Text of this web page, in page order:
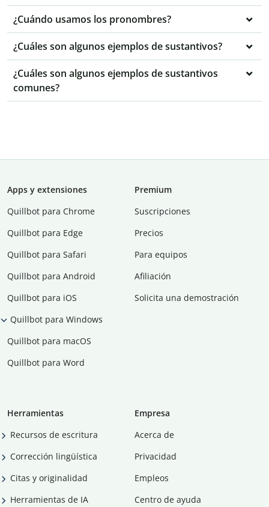
¿Cuándo usamos los pronombres?
¿Cuáles son algunos ejemplos de sustantivos?
¿Cuáles son algunos ejemplos de sustantivos
comunes?
Apps y extensiones
Quillbot para Chrome
Quillbot para Edge
Quillbot para Safari
Quillbot para Android
Quillbot para iOS
Quillbot para Windows
Quillbot para macOS
Quillbot para Word
Premium
Suscripciones
Precios
Para equipos
Afiliación
Solicita una demostración
Herramientas
Recursos de escritura
Corrección lingüística
Citas y originalidad
Herramientas de IA
Empresa
Acerca de
Privacidad
Empleos
Centro de ayuda